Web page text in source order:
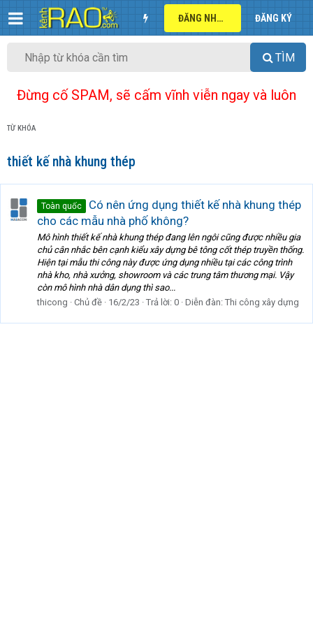
ĐĂNG NHẬP ĐĂNG KÝ
TÌM
Đừng cố SPAM, sẽ cấm vĩnh viễn ngay và luôn
TỪ KHÓA
thiết kế nhà khung thép
Toàn quốc
Có nên ứng dụng thiết kế nhà khung thép
cho các mẫu nhà phố không?
Mô hình thiết kế nhà khung thép đang lên ngôi cũng được nhiều gia
chủ cân nhắc bên cạnh kiểu xây dựng bê tông cốt thép truyền thống.
Hiện tại mẫu thi công này được ứng dụng nhiều tại các công trình
nhà kho, nhà xưởng, showroom và các trung tâm thương mại. Vậy
còn mô hình nhà dân dụng thì sao...
thicong
Chủ đề 16/2/23 Trả lời: 0 Diễn đàn: Thi công xây dựng